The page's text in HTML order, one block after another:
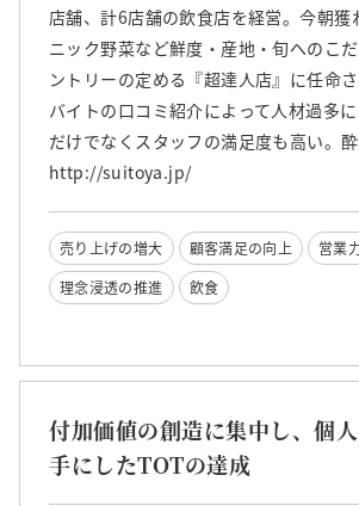
店舗、計6店舗の飲食店を経営。今朝獲
ニック野菜など鮮度・産地・旬へのこ
ントリーの定める『超達人店』に任命
バイトの口コミ紹介によって人材過多
だけでなくスタッフの満足度も高い。酔
http://suitoya.jp/
売り上げの増大 顧客満足の向上
営業
理念浸透の推進
飲食
付加価値の創造に集中し、個
手にしたTOTの達成